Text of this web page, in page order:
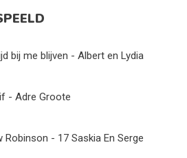
bij me blijven - Albert en Lydia
- Adre Groote
Robinson - 17 Saskia En Serge